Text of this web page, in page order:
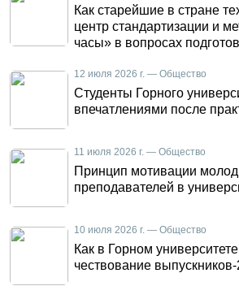
Как старейшие в стране
центр стандартизации и
часы» в вопросах
12 июля 2026 г. — Общество
Студенты Горного
впечатлениями после
11 июля 2026 г. — Общество
Принцип мотивации
преподавателей в
10 июля 2026 г. — Общество
Как в Горном
чествование